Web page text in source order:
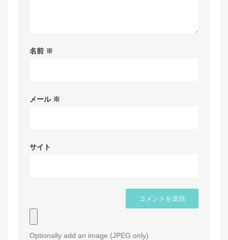
名前 ※
メール ※
サイト
Optionally add an image (JPEG only)